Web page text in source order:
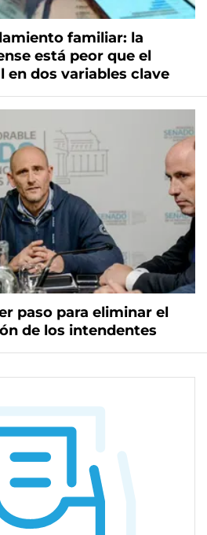
familiar: la
está peor que el
en dos variables clave
paso para eliminar el
de los intendentes